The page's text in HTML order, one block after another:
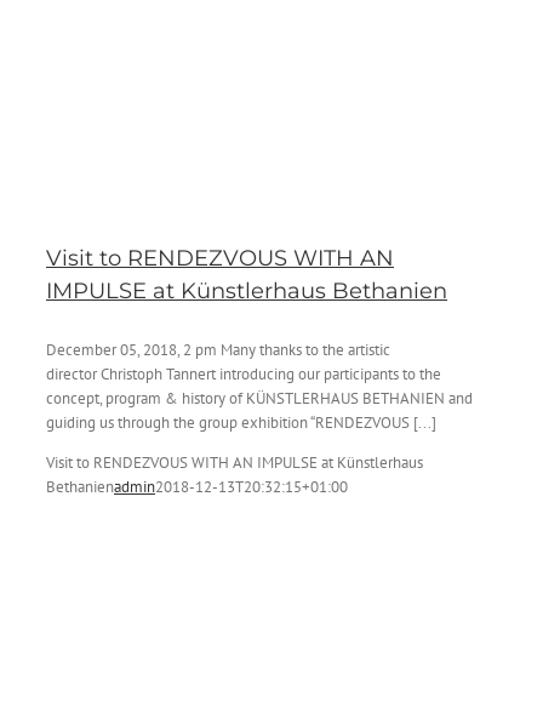
Visit to RENDEZVOUS WITH AN
IMPULSE at Künstlerhaus Bethanien
December 05, 2018, 2 pm Many thanks to the artistic
director Christoph Tannert introducing our participants to the
concept, program & history of KÜNSTLERHAUS BETHANIEN and
guiding us through the group exhibition “RENDEZVOUS [...]
Visit to RENDEZVOUS WITH AN IMPULSE at Künstlerhaus
Bethanienadmin2018-12-13T20:32:15+01:00